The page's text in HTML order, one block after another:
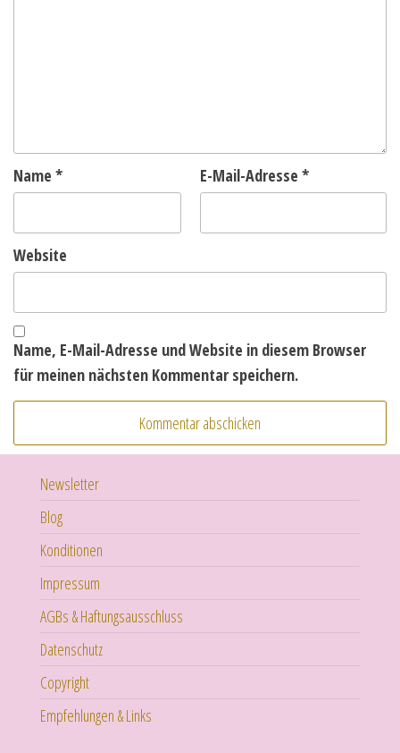
Name * E-Mail-Adresse *
Website
Name, E-Mail-Adresse und Website in diesem Browser
für meinen nächsten Kommentar speichern.
Newsletter
Blog
Konditionen
Impressum
AGBs & Haftungsausschluss
Datenschutz
Copyright
Empfehlungen & Links